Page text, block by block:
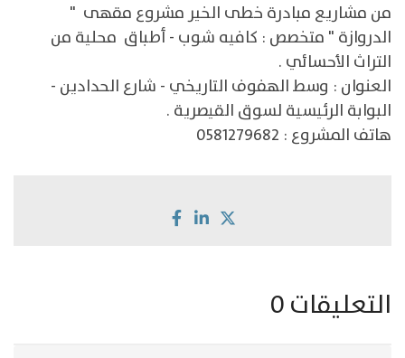
من مشاريع ⁧‫مبادرة خطى الخير‬⁩ مشروع مقهى "
الدروازة " متخصص : كافيه شوب - أطباق محلية من
التراث الأحسائي .
العنوان : وسط الهفوف التاريخي - شارع الحدادين -
البوابة الرئيسية لسوق القيصرية .
هاتف المشروع : 0581279682
التعليقات 0